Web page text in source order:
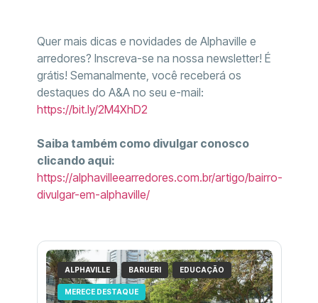
Quer mais dicas e novidades de Alphaville e
arredores? Inscreva-se na nossa newsletter! É
grátis! Semanalmente, você receberá os
destaques do A&A no seu e-mail:
https://bit.ly/2M4XhD2
Saiba também como divulgar conosco
clicando aqui:
https://alphavilleearredores.com.br/artigo/bairro-
divulgar-em-alphaville/
ALPHAVILLE BARUERI EDUCAÇÃO
MERECE DESTAQUE